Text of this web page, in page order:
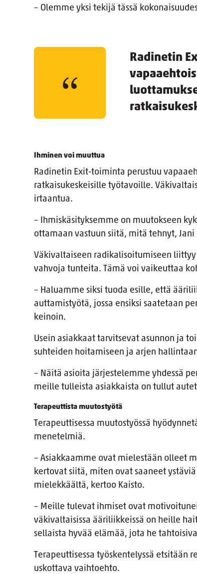
– Olemme yksi tekijä tässä
Radinetin
Ihminen voi muuttua
Radinetin Exit-toiminta perustuu
ratkaisukeskeisille työtavoille.
irtaantua.
– Ihmiskäsityksemme on muutokseen
ottamaan vastuun siitä, mitä tehnyt, Jani
Väkivaltaiseen radikalisoitumiseen
vahvoja tunteita. Tämä voi vaikeuttaa
– Haluamme siksi tuoda esille, että
auttamistyötä, jossa ensiksi saatetaan
keinoin.
Usein asiakkaat tarvitsevat asunnon ja
suhteiden hoitamiseen ja arjen
– Näitä asioita järjestelemme yhdessä
meille tulleista asiakkaista on tullut
Terapeuttista muutostyötä
Terapeuttisessa muutostyössä
menetelmiä.
– Asiakkaamme ovat mielestään olleet
kertovat siitä, miten ovat saaneet
mielekkäältä, kertoo Kaisto.
– Meille tulevat ihmiset ovat
väkivaltaisissa ääriliikkeissä on heille
sellaista hyvää elämää, jota he
Terapeuttisessa työskentelyssä
uskottava vaihtoehto.